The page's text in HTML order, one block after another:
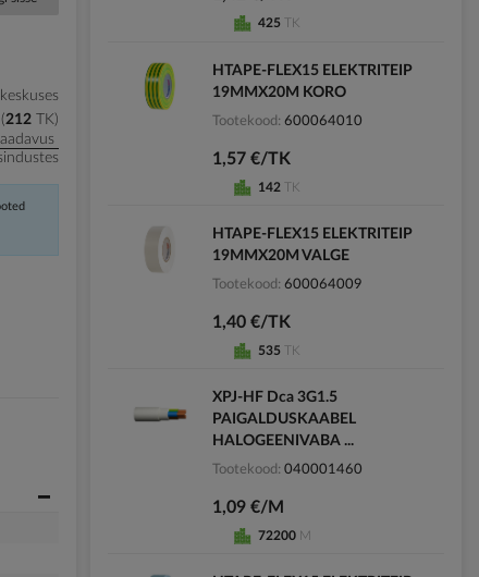
212
TK
425 TK
HTAPE-FLEX15 ELEKTRITEIP
19MMX20M KORO
Tootekood 600064010
1,57 €/TK
142 TK
HTAPE-FLEX15 ELEKTRITEIP
19MMX20M VALGE
Tootekood 600064009
1,40 €/TK
535 TK
XPJ-HF Dca 3G1.5
PAIGALDUSKAABEL
HALOGEENIVABA ...
Tootekood 040001460
1,09 €/M
72200 M